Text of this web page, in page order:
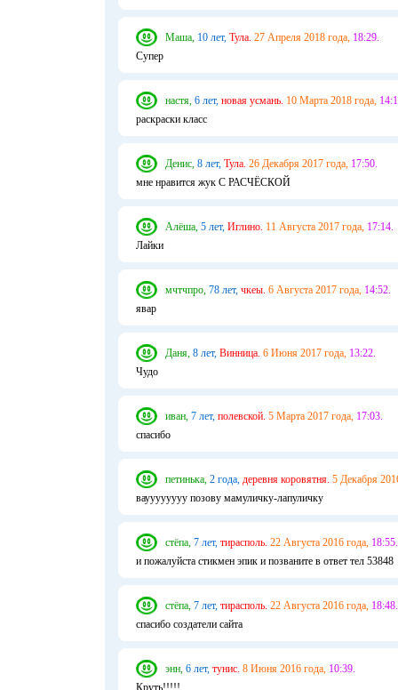
Маша, 10 лет, Тула. 27 Апреля 2018 года, 18:29.
Супер
настя, 6 лет, новая усмань. 10 Марта 2018 года,
раскраски класс
Денис, 8 лет, Тула. 26 Декабря 2017 года, 17:50.
мне нравится жук С РАСЧЁСКОЙ
Алёша, 5 лет, Иглино. 11 Августа 2017 года, 17:14.
Лайки
мчтчпро, 78 лет, чкеы. 6 Августа 2017 года, 14:52.
явар
Даня, 8 лет, Винница. 6 Июня 2017 года, 13:22.
Чудо
иван, 7 лет, полевской. 5 Марта 2017 года, 17:03.
спасибо
петинька, 2 года, деревня коровятня. 5 Декабря
вауууууууу позову мамуличку-лапуличку
стёпа, 7 лет, тирасполь. 22 Августа 2016 года, 18:55.
и пожалуйста стикмен эпик и позваните в ответ тел 53848
стёпа, 7 лет, тирасполь. 22 Августа 2016 года, 18:48.
спасибо создатели сайта
энн, 6 лет, тунис. 8 Июня 2016 года, 10:39.
Круть!!!!!